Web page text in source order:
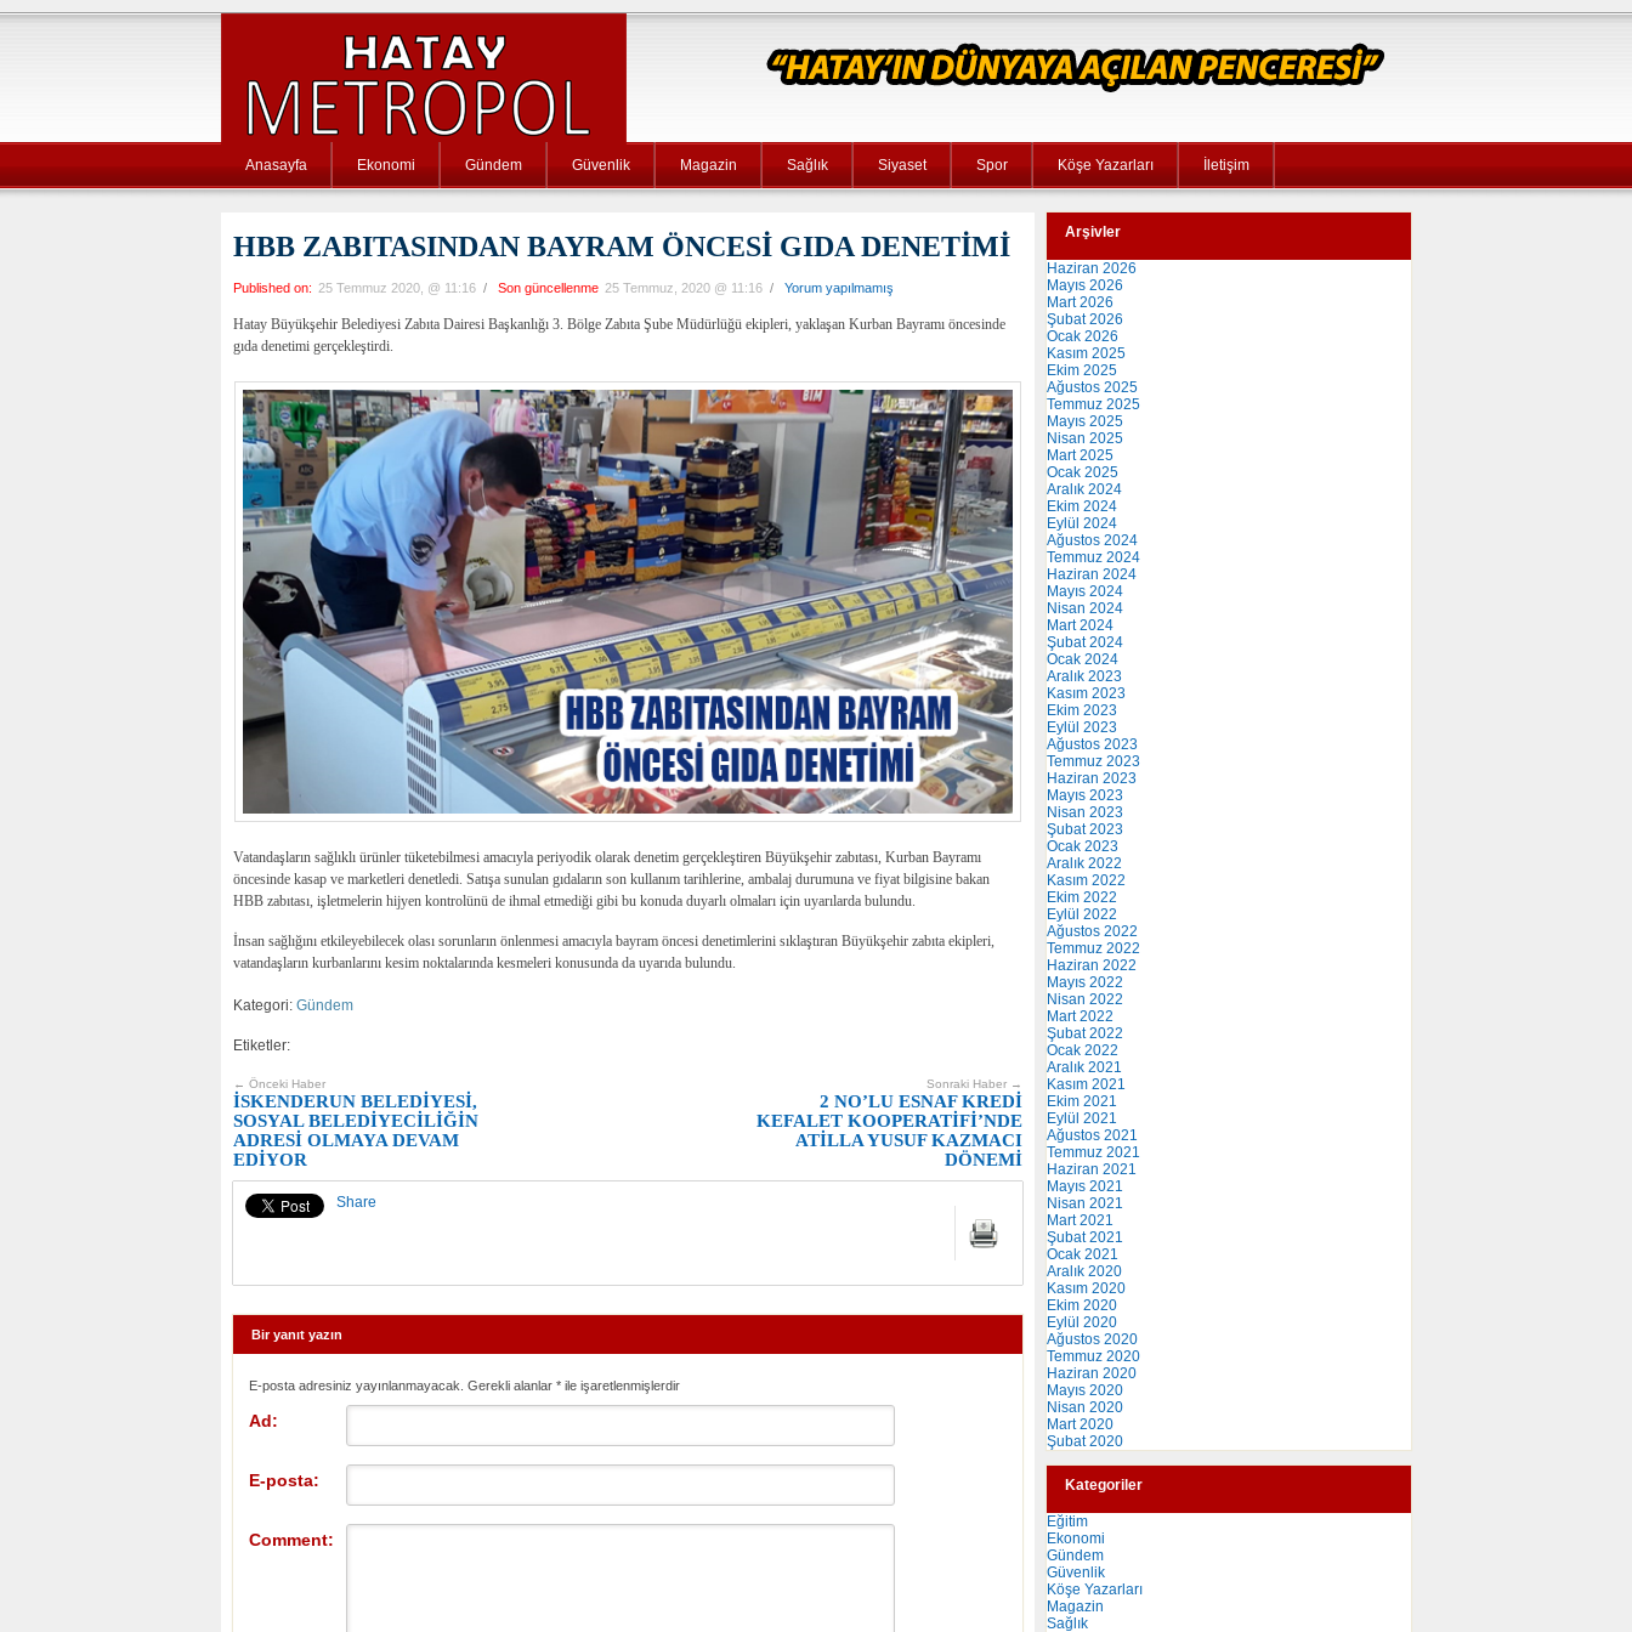
Anasayfa Ekonomi Gündem Güvenlik Magazin Sağlık Siyaset Spor Köşe Yazarları İletişim
HBB ZABITASINDAN BAYRAM ÖNCESİ GIDA DENETİMİ
Published on: 25 Temmuz 2020, @ 11:16 / Son güncellenme 25 Temmuz, 2020 @ 11:16 / Yorum yapılmamış
Hatay Büyükşehir Belediyesi Zabıta Dairesi Başkanlığı 3. Bölge Zabıta Şube Müdürlüğü ekipleri, yaklaşan Kurban Bayramı öncesinde
gıda denetimi gerçekleştirdi.
Vatandaşların sağlıklı ürünler tüketebilmesi amacıyla periyodik olarak denetim gerçekleştiren Büyükşehir zabıtası, Kurban Bayramı
öncesinde kasap ve marketleri denetledi. Satışa sunulan gıdaların son kullanım tarihlerine, ambalaj durumuna ve fiyat bilgisine bakan
HBB zabıtası, işletmelerin hijyen kontrolünü de ihmal etmediği gibi bu konuda duyarlı olmaları için uyarılarda bulundu.
İnsan sağlığını etkileyebilecek olası sorunların önlenmesi amacıyla bayram öncesi denetimlerini sıklaştıran Büyükşehir zabıta ekipleri,
vatandaşların kurbanlarını kesim noktalarında kesmeleri konusunda da uyarıda bulundu.
Kategori: Gündem
Etiketler:
Sonraki Haber →
2 NO’LU ESNAF KREDİ
KEFALET KOOPERATİFİ’NDE
ATİLLA YUSUF KAZMACI
DÖNEMİ
← Önceki Haber
İSKENDERUN BELEDİYESİ,
SOSYAL BELEDİYECİLİĞİN
ADRESİ OLMAYA DEVAM
EDİYOR
Share
Bir yanıt yazın
E-posta adresiniz yayınlanmayacak. Gerekli alanlar * ile işaretlenmişlerdir
Ad:
E-posta:
Comment:
Arşivler
Haziran 2026
Mayıs 2026
Mart 2026
Şubat 2026
Ocak 2026
Kasım 2025
Ekim 2025
Ağustos 2025
Temmuz 2025
Mayıs 2025
Nisan 2025
Mart 2025
Ocak 2025
Aralık 2024
Ekim 2024
Eylül 2024
Ağustos 2024
Temmuz 2024
Haziran 2024
Mayıs 2024
Nisan 2024
Mart 2024
Şubat 2024
Ocak 2024
Aralık 2023
Kasım 2023
Ekim 2023
Eylül 2023
Ağustos 2023
Temmuz 2023
Haziran 2023
Mayıs 2023
Nisan 2023
Şubat 2023
Ocak 2023
Aralık 2022
Kasım 2022
Ekim 2022
Eylül 2022
Ağustos 2022
Temmuz 2022
Haziran 2022
Mayıs 2022
Nisan 2022
Mart 2022
Şubat 2022
Ocak 2022
Aralık 2021
Kasım 2021
Ekim 2021
Eylül 2021
Ağustos 2021
Temmuz 2021
Haziran 2021
Mayıs 2021
Nisan 2021
Mart 2021
Şubat 2021
Ocak 2021
Aralık 2020
Kasım 2020
Ekim 2020
Eylül 2020
Ağustos 2020
Temmuz 2020
Haziran 2020
Mayıs 2020
Nisan 2020
Mart 2020
Şubat 2020
Kategoriler
Eğitim
Ekonomi
Gündem
Güvenlik
Köşe Yazarları
Magazin
Sağlık